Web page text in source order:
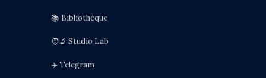
📚 Bibliothèque
🧑‍🔬 Studio Lab
✈️ Telegram